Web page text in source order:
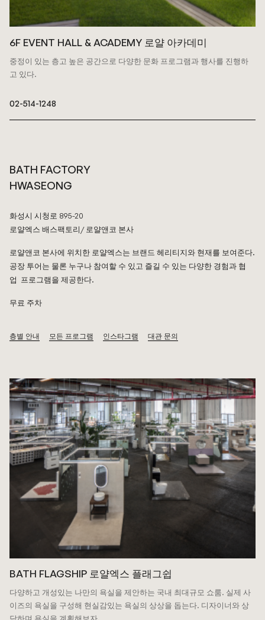
6F EVENT HALL & ACADEMY 로얄 아카데미
중정이 있는 층고 높은 공간으로 다양한 문화 프로그램과 행사를 진행하
고 있다.
02-514-1248
BATH FACTORY
HWASEONG
화성시 시청로 895-20
로얄엑스 배스팩토리/ 로얄앤코 본사
로얄앤코 본사에 위치한 로얄엑스는 브랜드 헤리티지와 현재를 보여준다.
공장 투어는 물론 누구나 참여할 수 있고 즐길 수 있는 다양한 경험과 협
업 프로그램을 제공한다.
무료 주차
층별 안내 모든 프로그램 인스타그램 대관 문의
BATH FLAGSHIP 로얄엑스 플래그쉽
다양하고 개성있는 나만의 욕실을 제안하는 국내 최대규모 쇼룸. 실제 사
이즈의 욕실을 구성해 현실감있는 욕실의 상상을 돕는다. 디자이너와 상